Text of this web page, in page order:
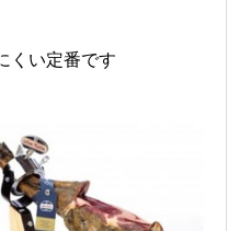
くい定番です